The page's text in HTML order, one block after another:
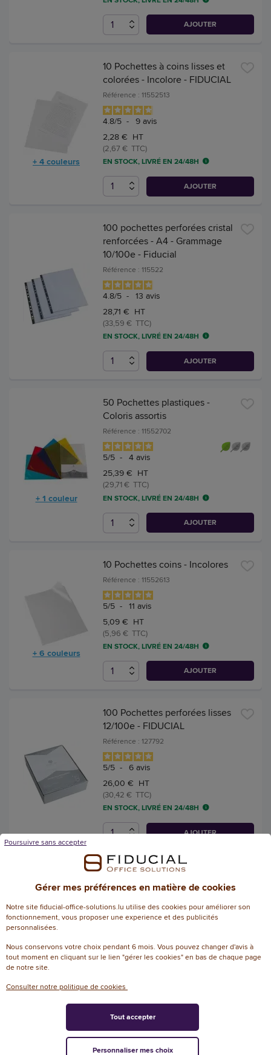
AJOUTER
+ 4 couleurs
10 Pochettes à coins lisses et
colorées - Incolore - FIDUCIAL
Référence : 11552513
4.8/5 - 9 avis
2,28 € HT
(2,67 € TTC)
EN STOCK, LIVRÉ EN 24/48H
AJOUTER
100 pochettes perforées cristal
renforcées - A4 - Grammage
10/100e - Fiducial
Référence : 115522
4.8/5 - 13 avis
28,71 € HT
(33,59 € TTC)
EN STOCK, LIVRÉ EN 24/48H
AJOUTER
+ 1 couleur
50 Pochettes plastiques -
Coloris assortis
Référence : 11552702
5/5 - 4 avis
25,39 € HT
(29,71 € TTC)
EN STOCK, LIVRÉ EN 24/48H
AJOUTER
+ 6 couleurs
10 Pochettes coins - Incolores
Référence : 11552613
5/5 - 11 avis
5,09 € HT
(5,96 € TTC)
EN STOCK, LIVRÉ EN 24/48H
AJOUTER
100 Pochettes perforées lisses
12/100e - FIDUCIAL
Référence : 127792
5/5 - 6 avis
26,00 € HT
(30,42 € TTC)
EN STOCK, LIVRÉ EN 24/48H
AJOUTER
10 Pochettes perforées
transparentes - Fiducial
Référence : 119439
2,45 € HT
(2,87 € TTC)
100 Pochettes perforées en
polypropylène grainé - A4 -
Gérer mes préférences en matière de cookies
Notre site fiducial-office-solutions.lu utilise des cookies pour améliorer son
fonctionnement, vous proposer une experience et des publicités
personnalisées.
Nous conservons votre choix pendant 6 mois. Vous pouvez changer d'avis à
tout moment en cliquant sur le lien "gérer les cookies" en bas de chaque page
de notre site.
Consulter notre politique de cookies
Poursuivre sans accepter
Personnaliser mes choix
Tout accepter